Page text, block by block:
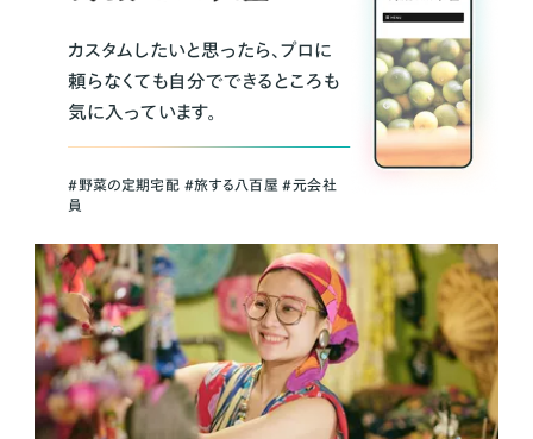
カスタムしたいと思ったら、プロに
頼らなくても自分でできるところも
気に入っています。
＃野菜の定期宅配 ＃旅する八百屋 ＃元会社
員